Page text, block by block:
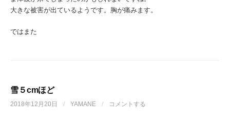
大きな被害が出ているようです。胸が痛みます。
ではまた
雪５cmほど
2018年12月20日 / YAMANE / コメントする